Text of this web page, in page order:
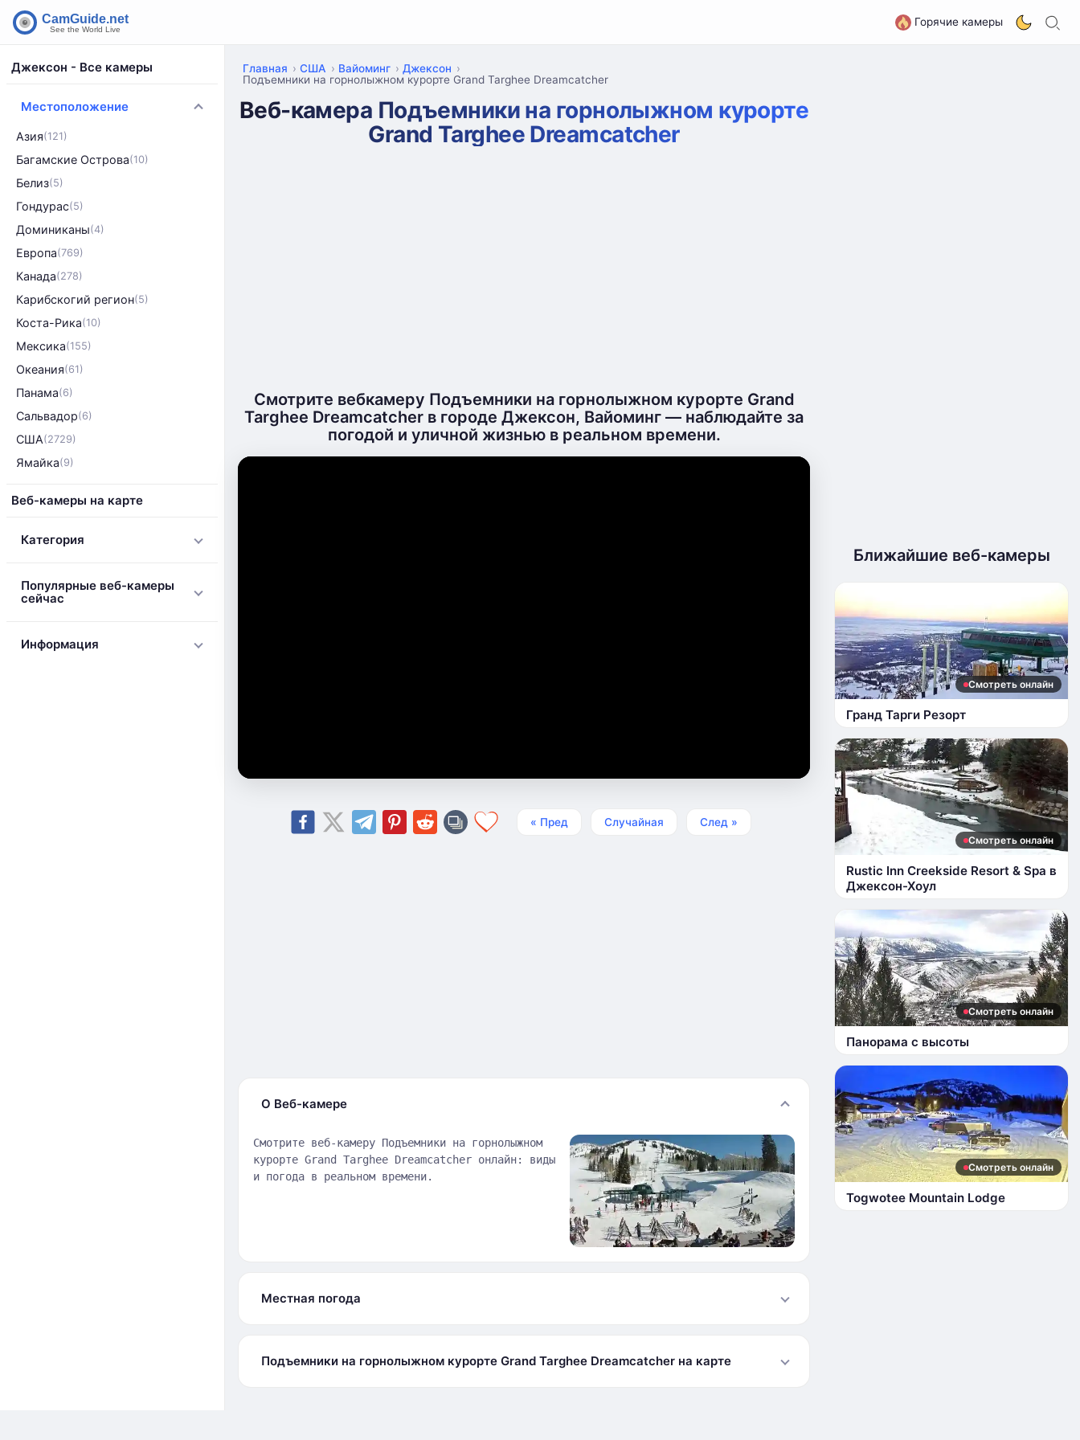
Горячие камеры
Джексон - Все камеры
Местоположение
Азия(121)
Багамские Острова(10)
Белиз(5)
Гондурас(5)
Доминиканы(4)
Европа(769)
Канада(278)
Карибскогий регион(5)
Коста-Рика(10)
Мексика(155)
Океания(61)
Панама(6)
Сальвадор(6)
США(2729)
Ямайка(9)
Веб-камеры на карте
Категория
Популярные веб-камеры
сейчас
Информация
Главная США Вайоминг
Джексон
Подъемники на горнолыжном курорте Grand Targhee Dreamcatcher
Веб-камера Подъемники на горнолыжном курорте
Grand Targhee Dreamcatcher
Смотрите вебкамеру Подъемники на горнолыжном курорте Grand
Targhee Dreamcatcher в городе Джексон, Вайоминг — наблюдайте за
погодой и уличной жизнью в реальном времени.
« Пред Случайная След »
О Веб-камере
Смотрите веб-камеру Подъемники на горнолыжном
курорте Grand Targhee Dreamcatcher онлайн: виды
и погода в реальном времени.
Местная погода
Подъемники на горнолыжном курорте Grand Targhee Dreamcatcher на карте
Ближайшие веб-камеры
Смотреть онлайн
Гранд Тарги Резорт
Смотреть онлайн
Rustic Inn Creekside Resort & Spa в
Джексон-Хоул
Смотреть онлайн
Панорама с высоты
Смотреть онлайн
Togwotee Mountain Lodge